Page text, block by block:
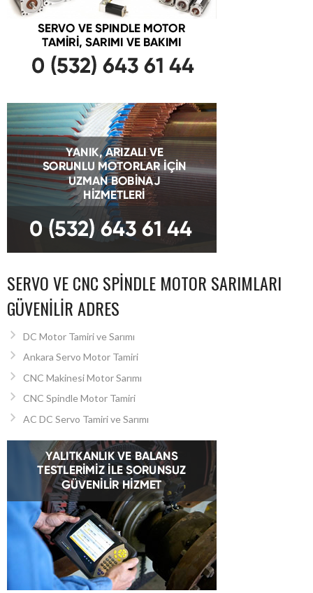
SERVO VE CNC SPINDLE MOTOR SARIMLARI
GÜVENILIR ADRES
DC Motor Tamiri ve Sarımı
Ankara Servo Motor Tamiri
CNC Makinesi Motor Sarımı
CNC Spindle Motor Tamiri
AC DC Servo Tamiri ve Sarımı